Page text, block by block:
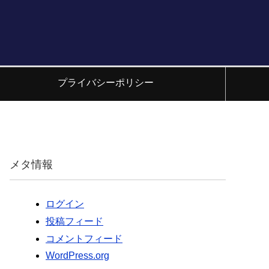
プライバシーポリシー
メタ情報
ログイン
投稿フィード
コメントフィード
WordPress.org